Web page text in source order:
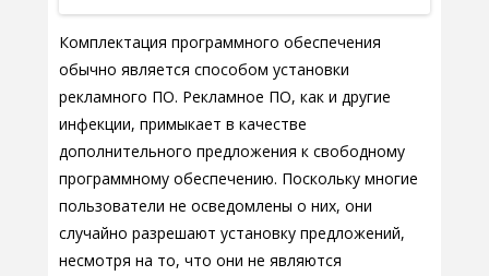
Комплектация программного обеспечения
обычно является способом установки
рекламного ПО. Рекламное ПО, как и другие
инфекции, примыкает в качестве
дополнительного предложения к свободному
программному обеспечению. Поскольку многие
пользователи не осведомлены о них, они
случайно разрешают установку предложений,
несмотря на то, что они не являются